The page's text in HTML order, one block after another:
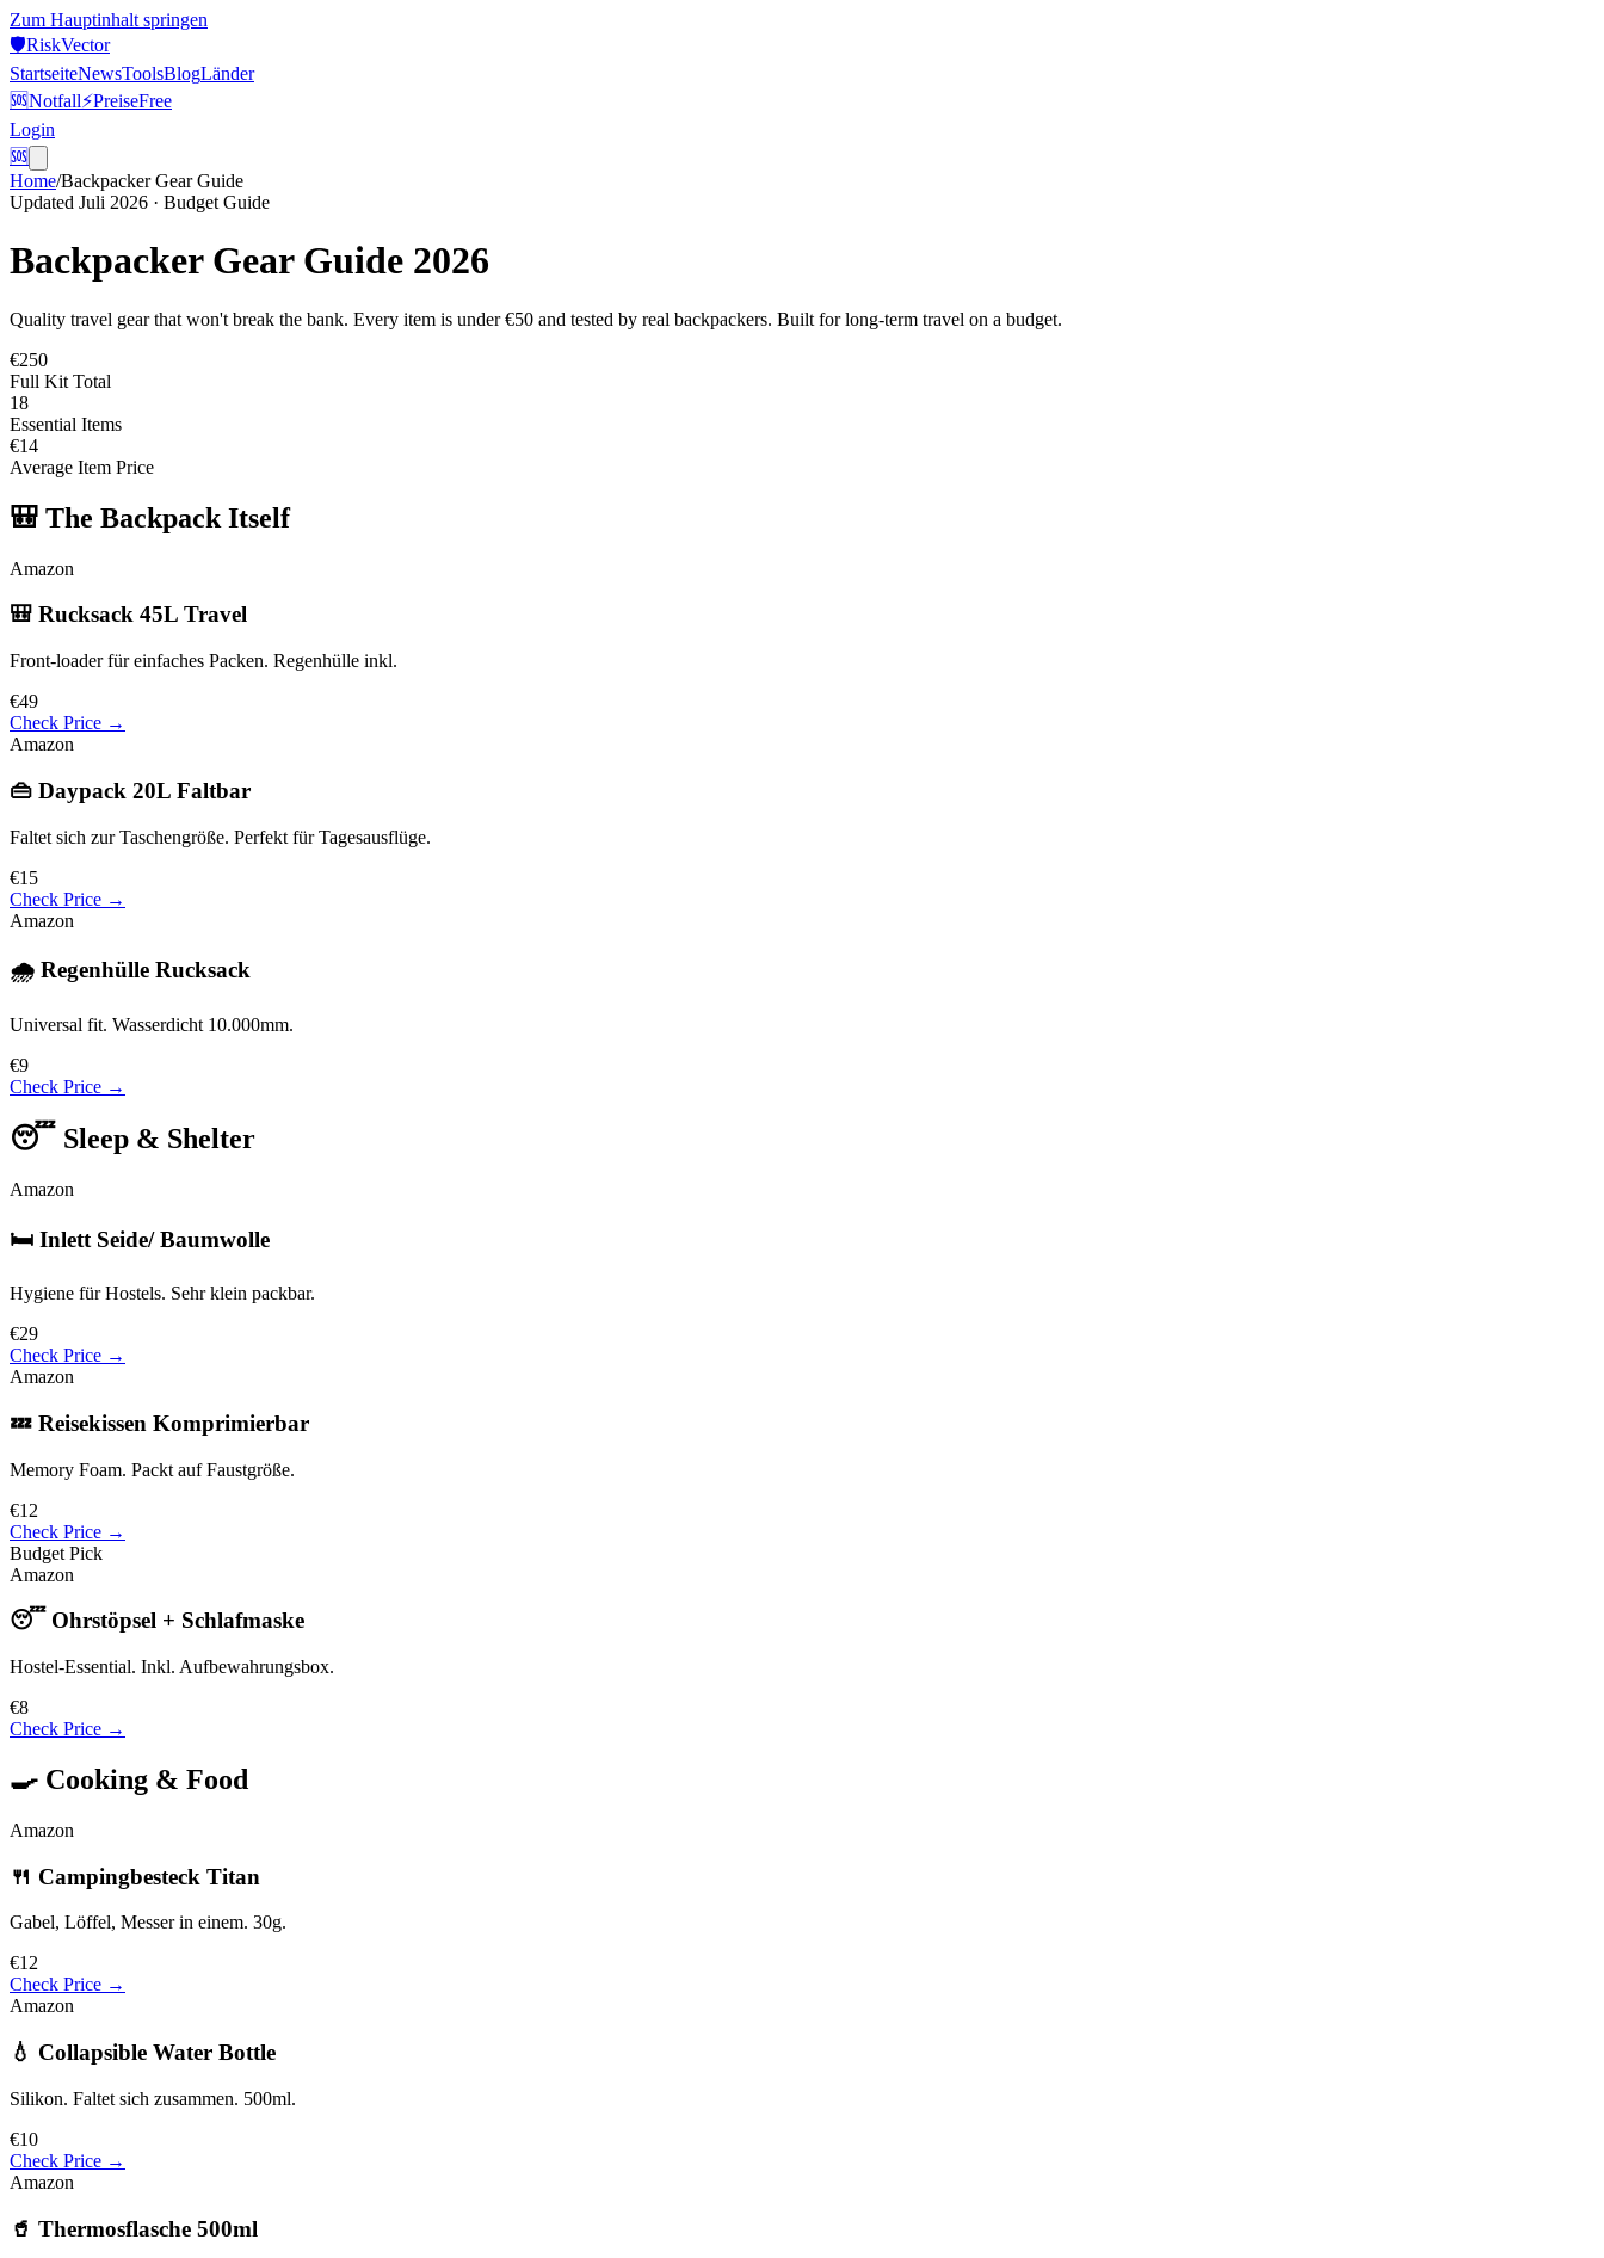
Zum Hauptinhalt springen
🛡️RiskVector
StartseiteNewsToolsBlogLänder
🆘Notfall⚡PreiseFree
Login
🆘
Home/Backpacker Gear Guide
Updated Juli 2026 · Budget Guide
Backpacker Gear Guide 2026
Quality travel gear that won't break the bank. Every item is under €50 and tested by real backpackers. Built for long-term travel on a budget.
€250
Full Kit Total
18
Essential Items
€14
Average Item Price
🎒 The Backpack Itself
Amazon
🎒 Rucksack 45L Travel
Front-loader für einfaches Packen. Regenhülle inkl.
€49
Check Price →
Amazon
👜 Daypack 20L Faltbar
Faltet sich zur Taschengröße. Perfekt für Tagesausflüge.
€15
Check Price →
Amazon
🌧️ Regenhülle Rucksack
Universal fit. Wasserdicht 10.000mm.
€9
Check Price →
😴 Sleep & Shelter
Amazon
🛏️ Inlett Seide/ Baumwolle
Hygiene für Hostels. Sehr klein packbar.
€29
Check Price →
Amazon
💤 Reisekissen Komprimierbar
Memory Foam. Packt auf Faustgröße.
€12
Check Price →
Budget Pick
Amazon
😴 Ohrstöpsel + Schlafmaske
Hostel-Essential. Inkl. Aufbewahrungsbox.
€8
Check Price →
🍳 Cooking & Food
Amazon
🍴 Campingbesteck Titan
Gabel, Löffel, Messer in einem. 30g.
€12
Check Price →
Amazon
💧 Collapsible Water Bottle
Silikon. Faltet sich zusammen. 500ml.
€10
Check Price →
Amazon
🥤 Thermosflasche 500ml